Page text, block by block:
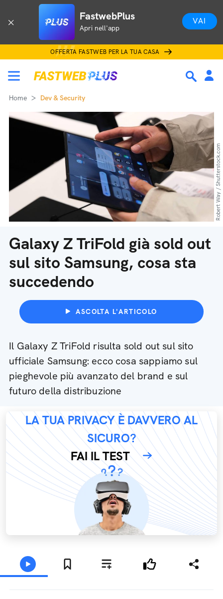
FastwebPlus
Apri nell'app
VAI
OFFERTA FASTWEB PER LA TUA CASA
Home Dev & Security
Galaxy Z TriFold già sold out
sul sito Samsung, cosa sta
succedendo
ASCOLTA L'ARTICOLO
Il Galaxy Z TriFold risulta sold out sul sito
ufficiale Samsung: ecco cosa sappiamo sul
pieghevole più avanzato del brand e sul
futuro della distribuzione
Robert Way / Shutterstock.com
LA TUA PRIVACY È DAVVERO AL
SICURO?
FAI IL TEST